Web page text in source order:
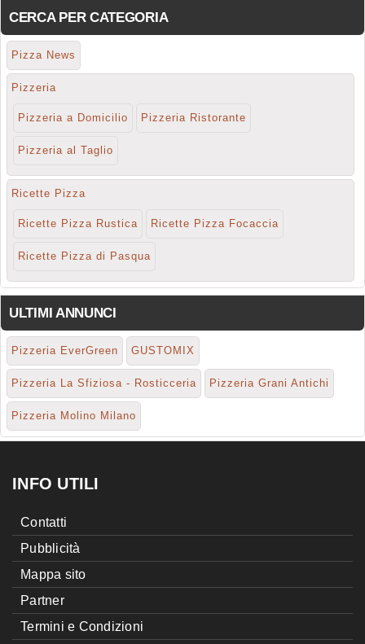
CERCA PER CATEGORIA
Pizza News
Pizzeria
Pizzeria a Domicilio Pizzeria Ristorante
Pizzeria al Taglio
Ricette Pizza
Ricette Pizza Rustica Ricette Pizza Focaccia
Ricette Pizza di Pasqua
ULTIMI ANNUNCI
Pizzeria EverGreen GUSTOMIX
Pizzeria La Sfiziosa - Rosticceria Pizzeria Grani Antichi
Pizzeria Molino Milano
INFO UTILI
Contatti
Pubblicità
Mappa sito
Partner
Termini e Condizioni